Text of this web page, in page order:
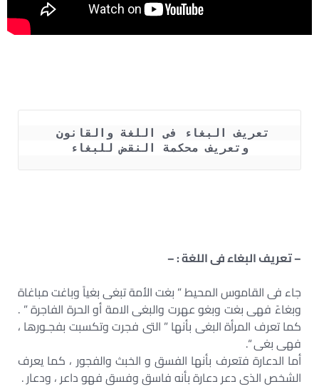
وتعريف محكمة النقض للبغاء
– تعريف البغاء فى اللغة : –
جاء فى القاموس المحيط ” بغت الأمة تبغى بغياً وباغت مباغاة
وبغاءً فهى بغت وبغو عهرت والبغى الامة أو الحرة الفاجرة ” .
كما تعرف المرأة البغى بأنها ” التى فجرت وتكسبت بفجـورها ،
فهى بغى “.
أما الدعارة فتعرف بأنها الفسق و الخبث والفجور ، كما يعرف
الشخص الذى دعر دعارة بأنه فاسق وفسق فهو داعر ، ودعار .